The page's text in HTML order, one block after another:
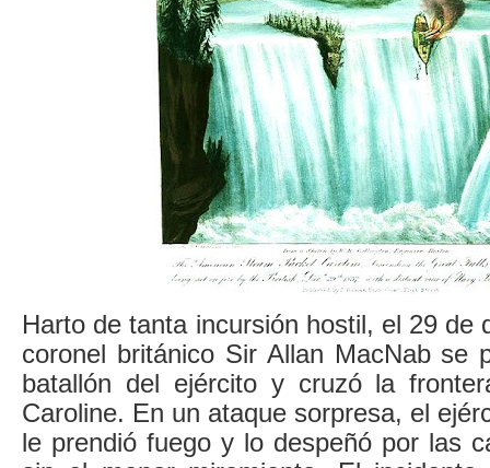
Harto de tanta incursión hostil, el 29 de
coronel británico Sir Allan MacNab se
batallón del ejército y cruzó la
Caroline. En un ataque sorpresa, el
le prendió fuego y lo despeñó por las